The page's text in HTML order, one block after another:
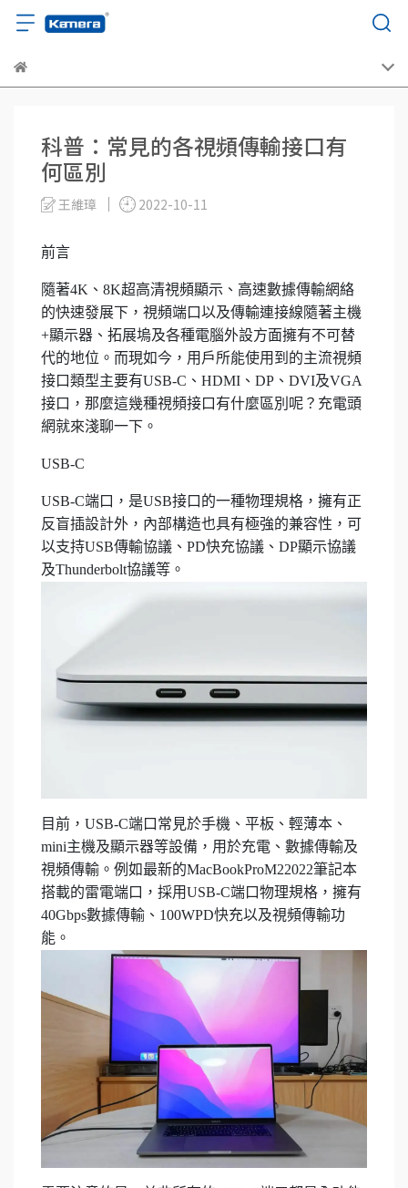
科普：常見的各視頻傳輸接口有
何區別
王維璋 2022-10-11
前言
隨著4K、8K超高清視頻顯示、高速數據傳輸網絡
的快速發展下，視頻端口以及傳輸連接線隨著主機
+顯示器、拓展塢及各種電腦外設方面擁有不可替
代的地位。而現如今，用戶所能使用到的主流視頻
接口類型主要有USB-C、HDMI、DP、DVI及VGA
接口，那麼這幾種視頻接口有什麼區別呢？充電頭
網就來淺聊一下。
USB-C
USB-C端口，是USB接口的一種物理規格，擁有正
反盲插設計外，內部構造也具有極強的兼容性，可
以支持USB傳輸協議、PD快充協議、DP顯示協議
及Thunderbolt協議等。
目前，USB-C端口常見於手機、平板、輕薄本、
mini主機及顯示器等設備，用於充電、數據傳輸及
視頻傳輸。例如最新的MacBookProM22022筆記本
搭載的雷電端口，採用USB-C端口物理規格，擁有
40Gbps數據傳輸、100WPD快充以及視頻傳輸功
能。